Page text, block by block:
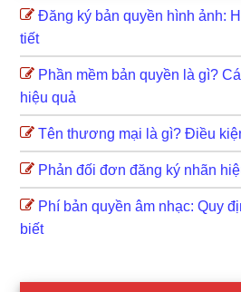
Đăng ký bản quyền hình ảnh:
tiết
Phần mềm bản quyền là gì?
hiệu quả
Tên thương mại là gì? Điều
Phản đối đơn đăng ký nhãn
Phí bản quyền âm nhạc: Quy
biết